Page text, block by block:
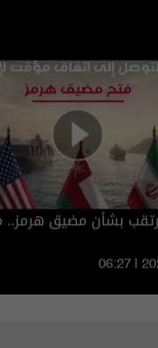
بشأن مضيق هرمز..
06:27 |